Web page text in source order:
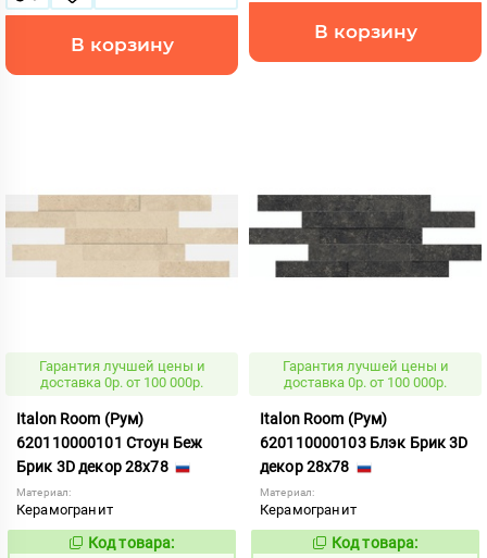
В корзину
В корзину
Гарантия лучшей цены и
доставка 0р. от 100 000р.
Italon Room (Рум)
620110000101 Стоун Беж
Брик 3D декор 28x78
Материал:
Керамогранит
743650
Код товара:
Гарантия лучшей цены и
доставка 0р. от 100 000р.
Italon Room (Рум)
620110000103 Блэк Брик 3D
декор 28x78
Материал:
Керамогранит
575024
Код товара: